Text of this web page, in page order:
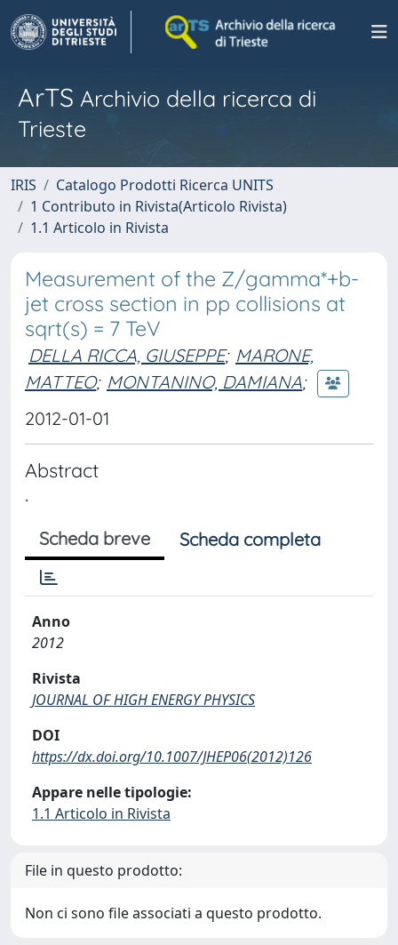
ArTS Archivio della ricerca di
Trieste
IRIS
Catalogo Prodotti Ricerca UNITS
1 Contributo in Rivista(Articolo Rivista)
1.1 Articolo in Rivista
Measurement of the Z/gamma*+b-
jet cross section in pp collisions at
sqrt(s) = 7 TeV
DELLA RICCA, GIUSEPPE; MARONE,
MATTEO; MONTANINO, DAMIANA;
2012-01-01
Abstract
.
Scheda breve Scheda completa
Anno
2012
Rivista
JOURNAL OF HIGH ENERGY PHYSICS
DOI
https://dx.doi.org/10.1007/JHEP06(2012)126
Appare nelle tipologie:
1.1 Articolo in Rivista
File in questo prodotto:
Non ci sono file associati a questo prodotto.